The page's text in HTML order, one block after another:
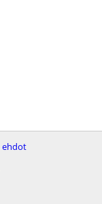
ehdot